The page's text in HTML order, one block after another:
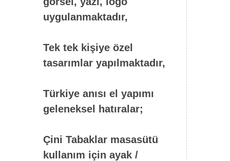
uygulanmaktadır,
Tek tek kişiye özel
tasarımlar yapılmaktadır,
Türkiye anısı el yapımı
geleneksel hatıralar;
Çini Tabaklar masasütü
kullanım için ayak /